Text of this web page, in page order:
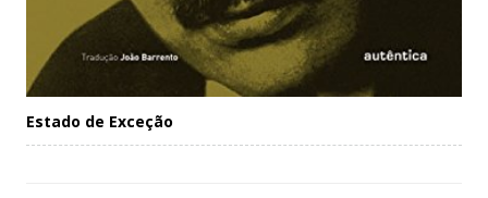
Estado de Exceção